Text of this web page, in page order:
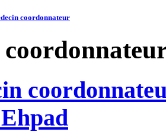
coordonnateur